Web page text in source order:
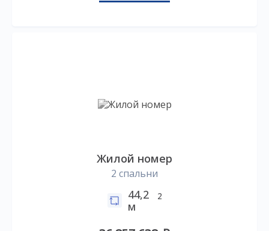
Жилой номер
2 спальни
44,2
м
2